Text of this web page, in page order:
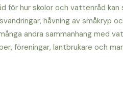
för hur skolor och vattenråd kan
håvning av småkryp
andra sammanhang med
föreningar, lantbrukare och